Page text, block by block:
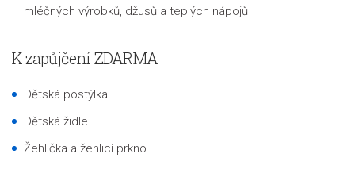
mléčných výrobků, džusů a teplých nápojů
K zapůjčení ZDARMA
Dětská postýlka
Dětská židle
Žehlička a žehlicí prkno